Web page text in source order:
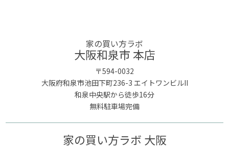
家の買い方ラボ
大阪和泉市 本店
〒594-0032
大阪府和泉市池田下町236-3 エイトワンビルII
和泉中央駅から徒歩16分
無料駐車場完備
家の買い方ラボ 大阪